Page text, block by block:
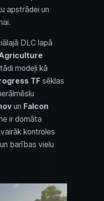
apstrādei un
DLC lapā
modeļi kā
TF sēklas
un Falcon
ir domāta
kontroles
barības vielu